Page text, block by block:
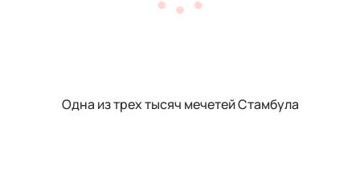
Одна из трех тысяч мечетей Стамбула